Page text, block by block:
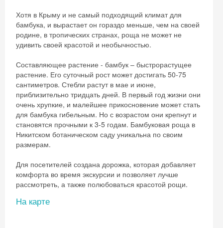
Хотя в Крыму и не самый подходящий климат для
бамбука, и вырастает он гораздо меньше, чем на своей
родине, в тропических странах, роща не может не
удивить своей красотой и необычностью.
Составляющее растение - бамбук – быстрорастущее
растение. Его суточный рост может достигать 50-75
сантиметров. Стебли растут в мае и июне,
приблизительно тридцать дней. В первый год жизни они
очень хрупкие, и малейшее прикосновение может стать
для бамбука гибельным. Но с возрастом они крепнут и
становятся прочными к 3-5 годам. Бамбуковая роща в
Никитском ботаническом саду уникальна по своим
размерам.
Для посетителей создана дорожка, которая добавляет
комфорта во время экскурсии и позволяет лучше
рассмотреть, а также полюбоваться красотой рощи.
На карте